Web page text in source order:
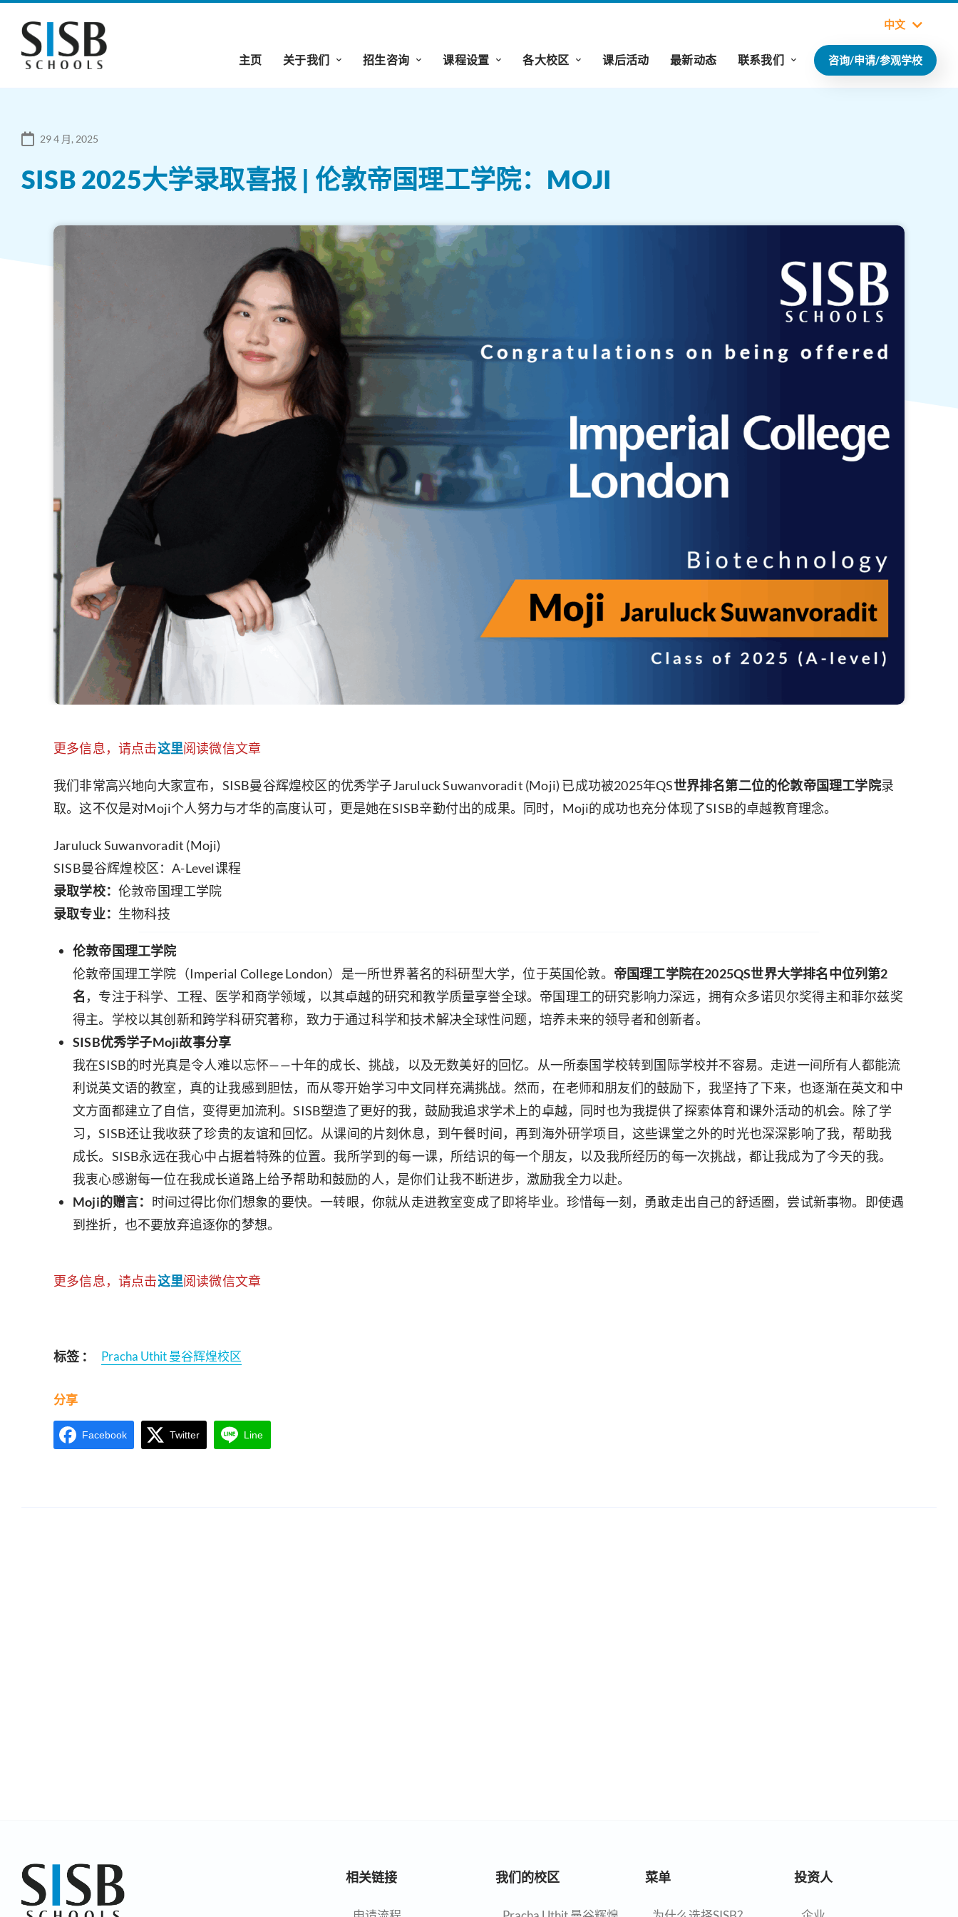
中文
主页 关于我们 招生咨询 课程设置 各大校区 课后活动 最新动态 联系我们 咨询/申请/参观学校
29 4 月, 2025
SISB 2025大学录取喜报 | 伦敦帝国理工学院：MOJI
更多信息，请点击这里阅读微信文章
我们非常高兴地向大家宣布，SISB曼谷辉煌校区的优秀学子Jaruluck Suwanvoradit (Moji) 已成功被2025年QS世界排名第二位的伦敦帝国理工学院录
取。这不仅是对Moji个人努力与才华的高度认可，更是她在SISB辛勤付出的成果。同时，Moji的成功也充分体现了SISB的卓越教育理念。
Jaruluck Suwanvoradit (Moji)
SISB曼谷辉煌校区：A-Level课程
录取学校： 伦敦帝国理工学院
录取专业： 生物科技
伦敦帝国理工学院
伦敦帝国理工学院（Imperial College London）是一所世界著名的科研型大学，位于英国伦敦。 帝国理工学院在2025QS世界大学排名中位列第2
名 ，专注于科学、工程、医学和商学领域，以其卓越的研究和教学质量享誉全球。帝国理工的研究影响力深远，拥有众多诺贝尔奖得主和菲尔兹奖
得主。学校以其创新和跨学科研究著称，致力于通过科学和技术解决全球性问题，培养未来的领导者和创新者。
SISB优秀学子Moji故事分享
我在SISB的时光真是令人难以忘怀——十年的成长、挑战，以及无数美好的回忆。从一所泰国学校转到国际学校并不容易。走进一间所有人都能流
利说英文语的教室，真的让我感到胆怯，而从零开始学习中文同样充满挑战。然而，在老师和朋友们的鼓励下，我坚持了下来，也逐渐在英文和中
文方面都建立了自信，变得更加流利。SISB塑造了更好的我，鼓励我追求学术上的卓越，同时也为我提供了探索体育和课外活动的机会。除了学
习，SISB还让我收获了珍贵的友谊和回忆。从课间的片刻休息，到午餐时间，再到海外研学项目，这些课堂之外的时光也深深影响了我，帮助我
成长。SISB永远在我心中占据着特殊的位置。我所学到的每一课，所结识的每一个朋友，以及我所经历的每一次挑战，都让我成为了今天的我。
我衷心感谢每一位在我成长道路上给予帮助和鼓励的人，是你们让我不断进步，激励我全力以赴。
Moji的赠言： 时间过得比你们想象的要快。一转眼，你就从走进教室变成了即将毕业。珍惜每一刻，勇敢走出自己的舒适圈，尝试新事物。即使遇
到挫折，也不要放弃追逐你的梦想。
更多信息，请点击这里阅读微信文章
标签 ： Pracha Uthit 曼谷辉煌校区
分享
Facebook Twitter Line
相关链接 我们的校区 菜单 投资人